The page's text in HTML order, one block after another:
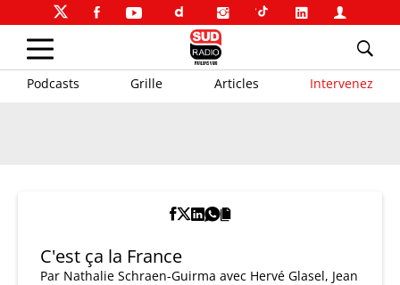
Podcasts Grille Articles Intervenez
C'est ça la France
Par Nathalie Schraen-Guirma avec Hervé Glasel, Jean